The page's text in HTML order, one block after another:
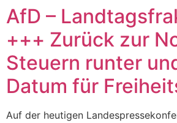
AfD –
+++ Zurück zur
Steuern runter
Datum für
Auf der heutigen